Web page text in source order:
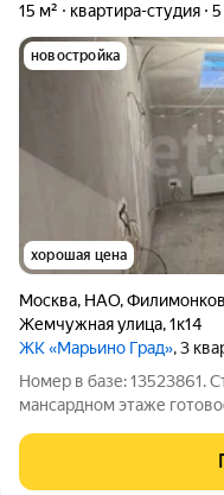
15 м² квартира-студия 5
новостройка
хорошая цена
Москва, НАО,
Жемчужная улица,1к14
ЖК «Марьино Град», 3
Номер в базе: 13523861.
мансардном этаже готовое пространство для уединённой
качественный черновой
установлены тёплые